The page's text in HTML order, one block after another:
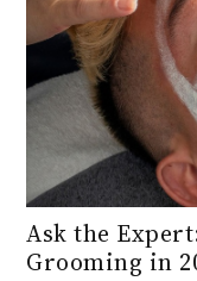
Ask the
Grooming in